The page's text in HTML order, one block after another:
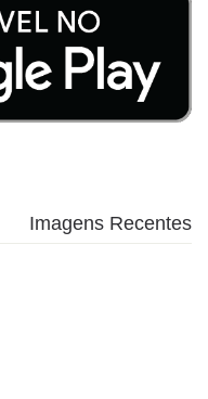
Imagens Recentes